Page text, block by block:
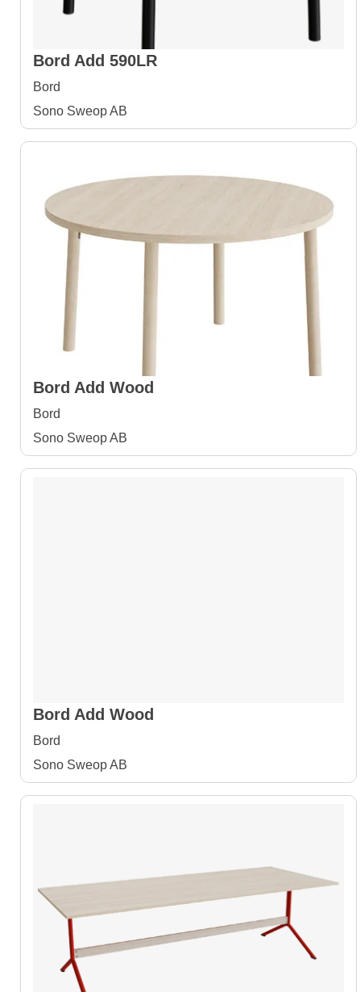
Bord Add 590LR
Bord
Sono Sweop AB
Bord Add Wood
Bord
Sono Sweop AB
Bord Add Wood
Bord
Sono Sweop AB